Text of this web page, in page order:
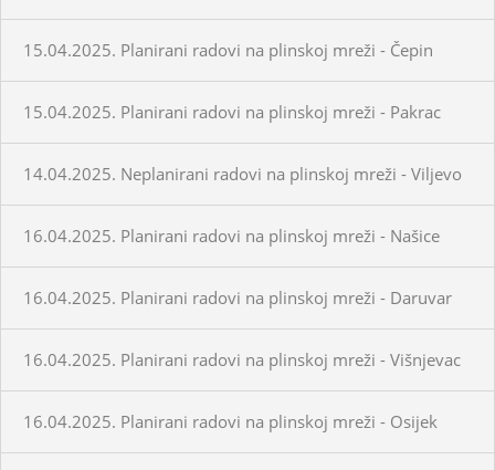
15.04.2025. Planirani radovi na plinskoj mreži - Čepin
15.04.2025. Planirani radovi na plinskoj mreži - Pakrac
14.04.2025. Neplanirani radovi na plinskoj mreži - Viljevo
16.04.2025. Planirani radovi na plinskoj mreži - Našice
16.04.2025. Planirani radovi na plinskoj mreži - Daruvar
16.04.2025. Planirani radovi na plinskoj mreži - Višnjevac
16.04.2025. Planirani radovi na plinskoj mreži - Osijek